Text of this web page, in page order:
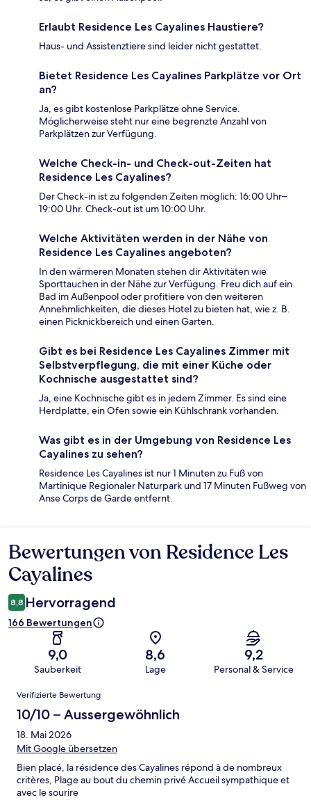
Erlaubt Residence Les Cayalines Haustiere?
Haus- und Assistenztiere sind leider nicht gestattet.
Bietet Residence Les Cayalines Parkplätze vor Ort
an?
Ja, es gibt kostenlose Parkplätze ohne Service.
Möglicherweise steht nur eine begrenzte Anzahl von
Parkplätzen zur Verfügung.
Welche Check-in- und Check-out-Zeiten hat
Residence Les Cayalines?
Der Check-in ist zu folgenden Zeiten möglich: 16:00 Uhr–
19:00 Uhr. Check-out ist um 10:00 Uhr.
Welche Aktivitäten werden in der Nähe von
Residence Les Cayalines angeboten?
In den wärmeren Monaten stehen dir Aktivitäten wie
Sporttauchen in der Nähe zur Verfügung. Freu dich auf ein
Bad im Außenpool oder profitiere von den weiteren
Annehmlichkeiten, die dieses Hotel zu bieten hat, wie z. B.
einen Picknickbereich und einen Garten.
Gibt es bei Residence Les Cayalines Zimmer mit
Selbstverpflegung, die mit einer Küche oder
Kochnische ausgestattet sind?
Ja, eine Kochnische gibt es in jedem Zimmer. Es sind eine
Herdplatte, ein Ofen sowie ein Kühlschrank vorhanden.
Was gibt es in der Umgebung von Residence Les
Cayalines zu sehen?
Residence Les Cayalines ist nur 1 Minuten zu Fuß von
Martinique Regionaler Naturpark und 17 Minuten Fußweg von
Anse Corps de Garde entfernt.
Bewertungen
Bewertungen von Residence Les
Cayalines
8,8 Hervorragend
166 Bewertungen
9,0
Sauberkeit
8,6
Lage
9,2
Personal & Service
Bewertungen
Verifizierte Bewertung
10/10 – Aussergewöhnlich
18. Mai 2026
Mit Google übersetzen
Bien placé, la résidence des Cayalines répond à de nombreux
critères, Plage au bout du chemin privé Accueil sympathique et
avec le sourire